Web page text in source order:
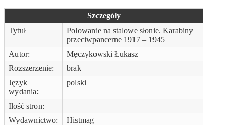
Szczegóły
Tytuł
Polowanie na stalowe słonie. Karabiny
przeciwpancerne 1917 – 1945
Autor:
Męczykowski Łukasz
Rozszerzenie:
brak
Język
wydania:
polski
Ilość stron:
Wydawnictwo:
Histmag